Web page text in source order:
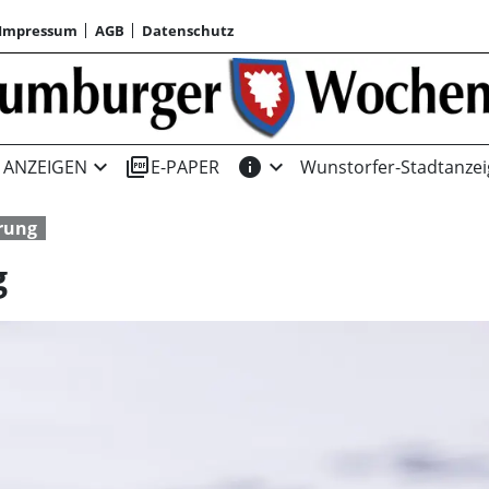
AGB Datenschutz
ANZEIGEN expand_more picture_as_pdfE-PAPER info expand_more Wunstorfer-